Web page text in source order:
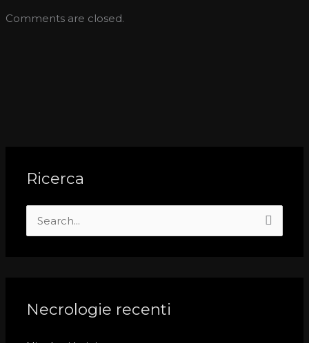
Comments are closed.
Ricerca
c
Necrologie recenti